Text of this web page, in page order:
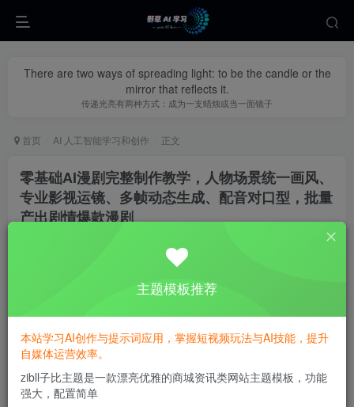
There are two ways of spreading light: to be the candle or the
mirror that reflects it.
传递光亮有两种方式：成为一支蜡烛或当一面镜子
首页 AI 人工智能学习和创作 正文
零基础AI漫剧完整制作教学，人物场景统一画风、
专业影视运镜、多帧动态生成、配音对口型，批量
产出剧情爆款漫剧
主题模板推荐
本站学习AI创作与提示词应用，掌握短视频玩法与AI技能，提升
自媒体运营效率。
zibll子比主题是一款漂亮优雅的商城资讯类网站主题模板，功能
强大，配置简单